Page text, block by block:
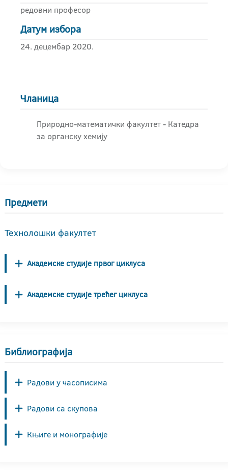
редовни професор
Датум избора
24. децембар 2020.
Чланица
Природно-математички факултет - Катедра
за органску хемију
Предмети
Технолошки факултет
Академске студије првог циклуса
Академске студије трећег циклуса
Библиографија
Радови у часописима
Радови са скупова
Књиге и монографије